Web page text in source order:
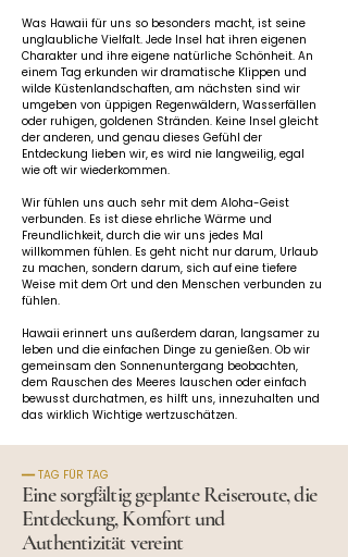
Was Hawaii für uns so besonders macht, ist seine
unglaubliche Vielfalt. Jede Insel hat ihren eigenen
Charakter und ihre eigene natürliche Schönheit. An
einem Tag erkunden wir dramatische Klippen und
wilde Küstenlandschaften, am nächsten sind wir
umgeben von üppigen Regenwäldern, Wasserfällen
oder ruhigen, goldenen Stränden. Keine Insel gleicht
der anderen, und genau dieses Gefühl der
Entdeckung lieben wir, es wird nie langweilig, egal
wie oft wir wiederkommen.
Wir fühlen uns auch sehr mit dem Aloha-Geist
verbunden. Es ist diese ehrliche Wärme und
Freundlichkeit, durch die wir uns jedes Mal
willkommen fühlen. Es geht nicht nur darum, Urlaub
zu machen, sondern darum, sich auf eine tiefere
Weise mit dem Ort und den Menschen verbunden zu
fühlen.
Hawaii erinnert uns außerdem daran, langsamer zu
leben und die einfachen Dinge zu genießen. Ob wir
gemeinsam den Sonnenuntergang beobachten,
dem Rauschen des Meeres lauschen oder einfach
bewusst durchatmen, es hilft uns, innezuhalten und
das wirklich Wichtige wertzuschätzen.
━━ TAG FÜR TAG
Eine sorgfältig geplante Reiseroute, die
Entdeckung, Komfort und
Authentizität vereint